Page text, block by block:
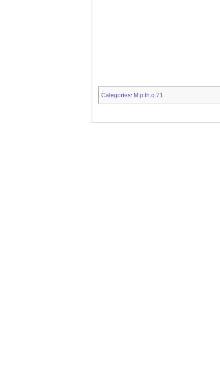
Categories: M.p.th.q.71